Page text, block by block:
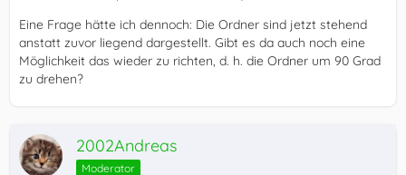
Eine Frage hätte ich dennoch: Die Ordner sind jetzt stehend
anstatt zuvor liegend dargestellt. Gibt es da auch noch eine
Möglichkeit das wieder zu richten, d. h. die Ordner um 90 Grad
zu drehen?
2002Andreas
Moderator